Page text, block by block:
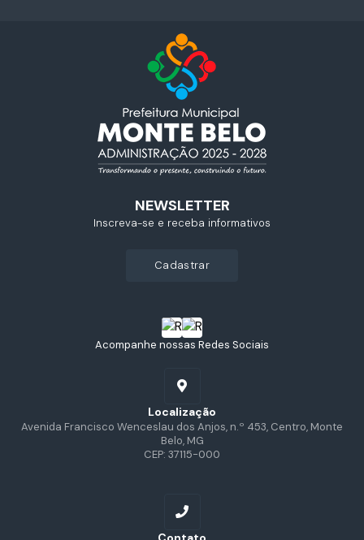
Acompanhe nossas Redes Sociais
Localização
Avenida Francisco Wenceslau dos Anjos, n.º 453, Centro, Monte
Belo, MG
CEP: 37115-000
NEWSLETTER
Inscreva-se e receba informativos
cadastrar